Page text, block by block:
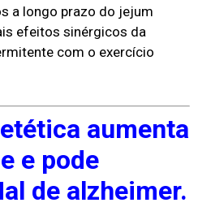
a longo prazo do jejum
efeitos sinérgicos da
com o exercício
aumenta
e pode
de alzheimer.